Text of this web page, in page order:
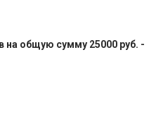
на общую сумму 25000 руб. -